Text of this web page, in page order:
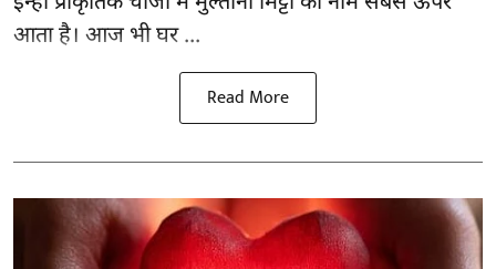
आता है। आज भी घर ...
Read More